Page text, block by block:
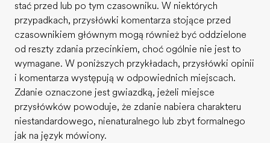
stać przed lub po tym czasowniku. W niektórych
przypadkach, przysłówki komentarza stojące przed
czasownikiem głównym mogą również być oddzielone
od reszty zdania przecinkiem, choć ogólnie nie jest to
wymagane. W poniższych przykładach, przysłówki opinii
i komentarza występują w odpowiednich miejscach.
Zdanie oznaczone jest gwiazdką, jeżeli miejsce
przysłówków powoduje, że zdanie nabiera charakteru
niestandardowego, nienaturalnego lub zbyt formalnego
jak na język mówiony.